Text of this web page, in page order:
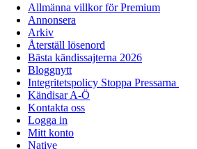
Allmänna villkor för Premium
Annonsera
Arkiv
Återställ lösenord
Bästa kändissajterna 2026
Bloggnytt
Integritetspolicy Stoppa Pressarna
Kändisar A-Ö
Kontakta oss
Logga in
Mitt konto
Native